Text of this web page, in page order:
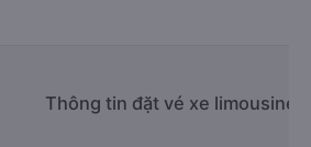
Thông tin đặt vé xe limousine